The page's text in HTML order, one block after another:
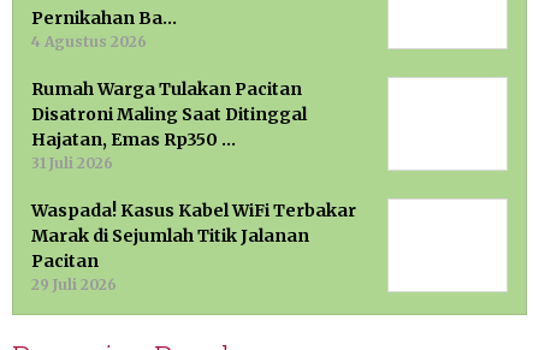
Pernikahan Ba…
4 Agustus 2026
Rumah Warga Tulakan Pacitan
Disatroni Maling Saat Ditinggal
Hajatan, Emas Rp350 …
31 Juli 2026
Waspada! Kasus Kabel WiFi Terbakar
Marak di Sejumlah Titik Jalanan
Pacitan
29 Juli 2026